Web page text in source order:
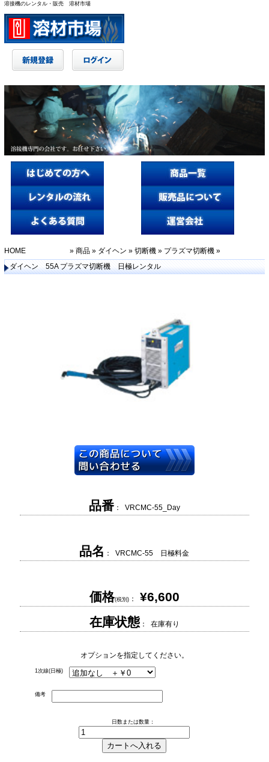
溶接機のレンタル・販売 溶材市場
HOME »商品 » ダイヘン »切断機 » プラズマ切断機 »
ダイヘン 55A プラズマ切断機 日極レンタル
品番： VRCMC-55_Day
品名 ： VRCMC-55 日極料金
価格(税別)： ¥6,600
在庫状態： 在庫有り
オプションを指定してください。
1次線(日極)
備考
日数または数量：